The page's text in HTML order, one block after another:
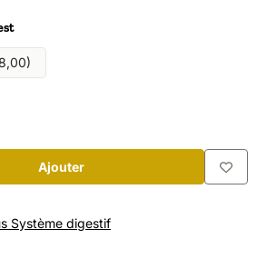
Ajouter
Système digestif